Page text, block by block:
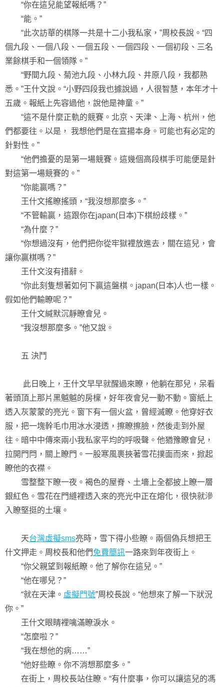
“你在這兒能望報紙嗎？”
“能。”
“此次訪華的棋隊一共是十二小我私家，”周校長說。“四
個九段、一個八段、一個五段、一個四段、一個初段、三名
業餘棋手和一個領隊。”
“野間九段、菊池九段、小林九段、井原八段，我都熟
悉。”王什文說。“小野四段我也據說過，人很智慧，本年才十
五歲。報紙上先容過他，說他是神童。”
“這不是什麼正軌的競賽。北京、天津、上海、杭州，他
們都要往。以是， 我想他們是在宣揚本身。可能也有必定的
針對性。”
“他們擔憂的是第一場競賽。這幾個高段棋手可能便是針
對這第一場競賽的。”
“你能贏嗎？”
王什文搖瞭搖頭，“我沒想那麼多。”
“不管輸贏，這跟你在japan(日本)下棋紛歧樣。”
“為什麼？”
“你想過沒有，他們把你從牢獄裡放進去，關在這兒，會
讓你贏棋嗎？”
王什文沒有措辭。
“你此刻隻想著如何下贏這盤棋。japan(日本)人也一樣。
假如他們輸瞭呢？”
王什文緘默沉靜瞭會兒。
“我沒想那麼多。”他又說。
五 決鬥
此日晚上，王什文早早就醒過來瞭，他躺在那兒，呆看
著頭頂上那片黑魆魆的房檁，好年夜會兒一動不動。窗紙上
透入灰蒙蒙的亮光。窗下有一個火盆，曾經滅瞭。他穿好衣
服，把一塊幹毛巾用冰水浸透，擦瞭擦臉，然後走到外屋
往。暗中中傳來兩小我私家平均的呼吸聲。他猶豫瞭會兒，
拉開門閂，關上瞭門。一股寒風裹挾著雪花撲面而來，掀起
瞭他的衣襟。
雪整整下瞭一夜。褐色的屋脊、土墻上全都披上瞭一層
銀紅色。雪花在門縫裡透入來的亮光中正在熔化，很快就滲
入瞭堅挺的土壤。
天台灣虛擬sms亮時，雪下得小些瞭。兩個偽兵想把王
什文押走。周校長和他們免費簡訊一路來到年夜街上。
“你父親望到報紙瞭。他了解你在這兒。”
“他在哪兒？”
“就在天津。 虛擬門號”周校長說。“他想來了解一下狀況
你。”
王什文眼睛裡噙滿瞭淚水。
“怎麼啦？”
“我在想他的病……”
“他好些瞭。你不消想那麼多。”
在街上，周校長站住瞭。“有什麼事，你可以讓這兒的馮